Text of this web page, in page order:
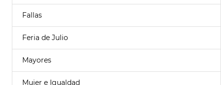
Fallas
Feria de Julio
Mayores
Mujer e Igualdad